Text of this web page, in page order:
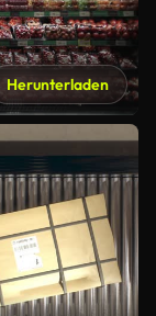
Herunterladen